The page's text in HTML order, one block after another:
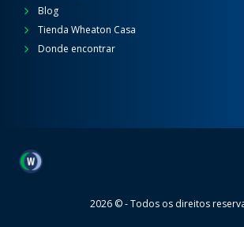
Blog
Tienda Wheaton Casa
Donde encontrar
Wheaton
2026 © - Todos os direitos